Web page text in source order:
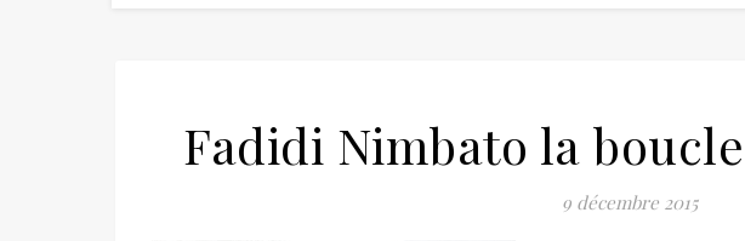
Fadidi Nimbato la boucle
9 décembre 2015